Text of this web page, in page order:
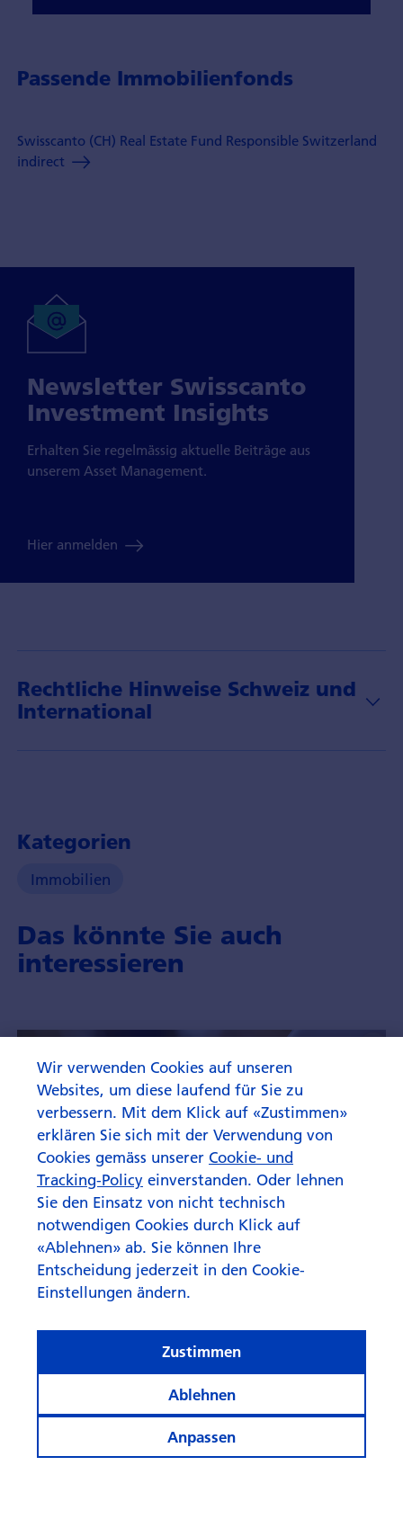
Passende Immobilienfonds
Swisscanto (CH) Real Estate Fund Responsible Switzerland
indirect
Newsletter Swisscanto
Investment Insights
Erhalten Sie regelmässig aktuelle Beiträge aus
unserem Asset Management.
Hier anmelden
Rechtliche Hinweise Schweiz und
International
Kategorien
Immobilien
Das könnte Sie auch
interessieren
Wir verwenden Cookies auf unseren
Websites, um diese laufend für Sie zu
verbessern. Mit dem Klick auf «Zustimmen»
erklären Sie sich mit der Verwendung von
Cookies gemäss unserer Cookie- und
Tracking-Policy einverstanden. Oder lehnen
Sie den Einsatz von nicht technisch
notwendigen Cookies durch Klick auf
«Ablehnen» ab. Sie können Ihre
Entscheidung jederzeit in den Cookie-
Einstellungen ändern.
Anpassen
Ablehnen
Zustimmen